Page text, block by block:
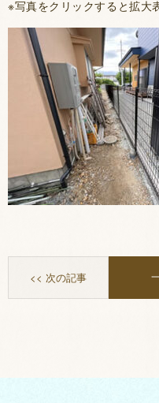
※写真をクリックすると拡大
<< 次の記事